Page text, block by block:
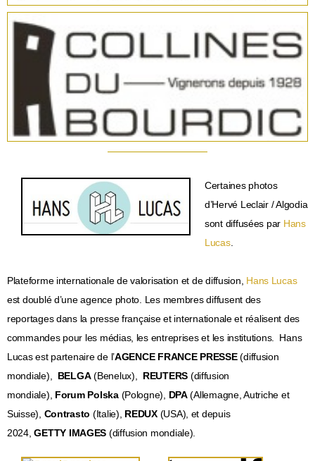
Certaines photos
d’Hervé Leclair / Algodia
sont diffusées par Hans
Lucas.
Plateforme internationale de valorisation et de diffusion,
Hans Lucas
est doublé d’une agence photo. Les membres diffusent des
reportages dans la presse française et internationale et réalisent des
commandes pour les médias, les entreprises et les institutions. Hans
Lucas est partenaire de l’AGENCE FRANCE PRESSE(diffusion
mondiale),
BELGA(Benelux), REUTERS (diffusion
mondiale),
Forum Polska(Pologne), DPA(Allemagne, Autriche et
Suisse), Contrasto (Italie), REDUX(USA), et depuis
2024,GETTY IMAGES (diffusion mondiale).